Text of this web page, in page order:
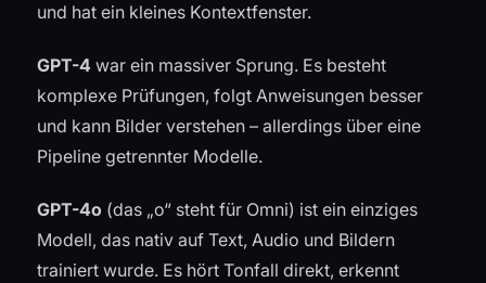
und hat ein kleines Kontextfenster.
GPT-4 war ein massiver Sprung. Es besteht
komplexe Prüfungen, folgt Anweisungen besser
und kann Bilder verstehen – allerdings über eine
Pipeline getrennter Modelle.
GPT-4o (das „o“ steht für Omni) ist ein einziges
Modell, das nativ auf Text, Audio und Bildern
trainiert wurde. Es hört Tonfall direkt, erkennt